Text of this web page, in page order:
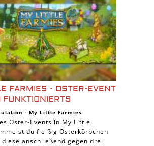
FARMIES - OSTER-EVENT
- My Little Farmies
Oster-Events in My Little
du fleißig Osterkörbchen
diese anschließend gegen drei